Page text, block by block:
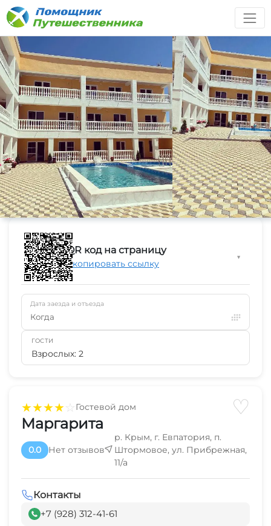
★★★★☆Гостевой дом ♡
Маргарита
0.0 Нет отзывов
р. Крым, г. Евпатория, п.
Штормовое, ул. Прибрежная,
11/а
Контакты
+7 (928) 312-41-61
QR код на страницу
Скопировать ссылку
▼
Дата заезда и отъезда
Когда
ГОСТИ
Взрослых: 2